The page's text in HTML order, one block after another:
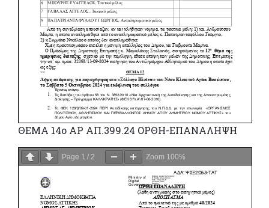
ΘΕΜΑ 14o ΑΡ ΑΠ.399.24 ΟΡΘΗ-ΕΠΑΝΑΛΗΨΗ
Page 1 / 2 Zoom 100%